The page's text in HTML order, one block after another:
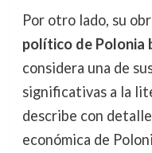
Por otro lado, su
político de Polonia
considera una de
significativas a la
describe con
económica de